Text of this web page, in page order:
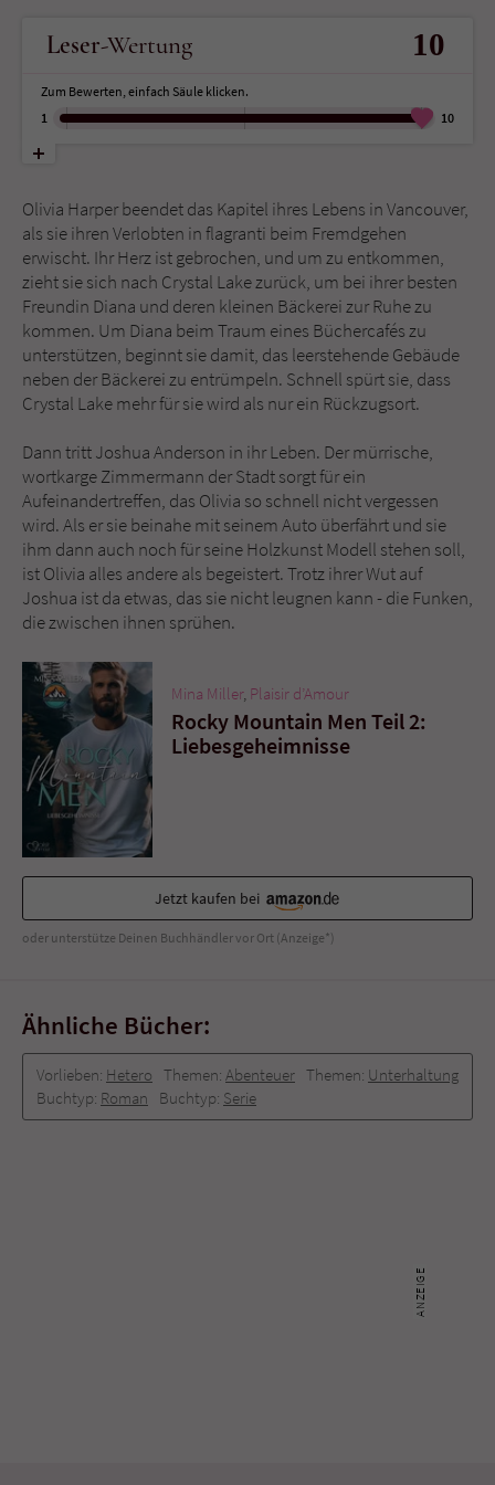
Leser-Wertung 10
Zum Bewerten, einfach Säule klicken.
1
10
Olivia Harper beendet das Kapitel ihres Lebens in Vancouver,
als sie ihren Verlobten in flagranti beim Fremdgehen
erwischt. Ihr Herz ist gebrochen, und um zu entkommen,
zieht sie sich nach Crystal Lake zurück, um bei ihrer besten
Freundin Diana und deren kleinen Bäckerei zur Ruhe zu
kommen. Um Diana beim Traum eines Büchercafés zu
unterstützen, beginnt sie damit, das leerstehende Gebäude
neben der Bäckerei zu entrümpeln. Schnell spürt sie, dass
Crystal Lake mehr für sie wird als nur ein Rückzugsort.
Dann tritt Joshua Anderson in ihr Leben. Der mürrische,
wortkarge Zimmermann der Stadt sorgt für ein
Aufeinandertreffen, das Olivia so schnell nicht vergessen
wird. Als er sie beinahe mit seinem Auto überfährt und sie
ihm dann auch noch für seine Holzkunst Modell stehen soll,
ist Olivia alles andere als begeistert. Trotz ihrer Wut auf
Joshua ist da etwas, das sie nicht leugnen kann - die Funken,
die zwischen ihnen sprühen.
Mina Miller, Plaisir d’Amour
Rocky Mountain Men Teil 2:
Liebesgeheimnisse
Jetzt kaufen bei
oder unterstütze Deinen Buchhändler vor Ort (Anzeige*)
Ähnliche Bücher:
Vorlieben: Hetero Themen: Abenteuer Themen: Unterhaltung
Buchtyp: Roman Buchtyp: Serie
Name tx_pwcomments_ahash
Anbieter Literatur-Couch Medien GmbH & Co. KG
Zweck Cookie für Kommentare einzelner Buchtitel
Name fe_typo_user
Anbieter Literatur-Couch Medien GmbH & Co. KG
Laufzeit Session
Zweck
Kommunikation der Webseite mit dem
Benutzer. Es wird benötigt um z. B. den
Sicherheitscode des Kontaktformulars zu
überprüfen.